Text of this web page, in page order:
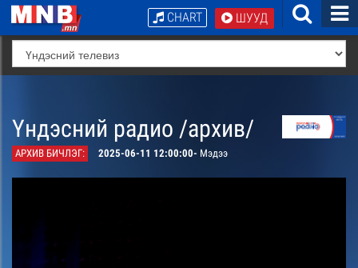
ШУУД
CHART
Үндэсний радио /архив/
АРХИВ БИЧЛЭГ: 2025-06-11 12:00:00- Мэдээ